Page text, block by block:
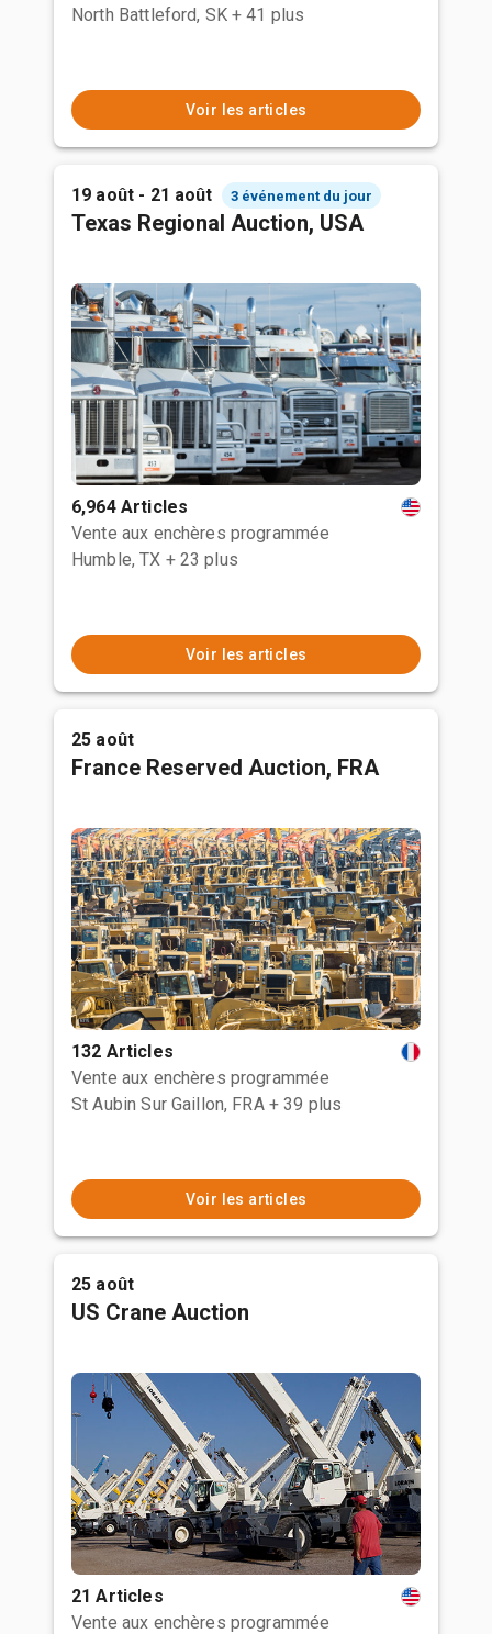
North Battleford, SK + 41 plus
Voir les articles
19 août - 21 août 3 événement du jour
Texas Regional Auction, USA
6,964 Articles
Vente aux enchères programmée
Humble, TX + 23 plus
Voir les articles
25 août
France Reserved Auction, FRA
132 Articles
Vente aux enchères programmée
St Aubin Sur Gaillon, FRA + 39 plus
Voir les articles
25 août
US Crane Auction
21 Articles
Vente aux enchères programmée